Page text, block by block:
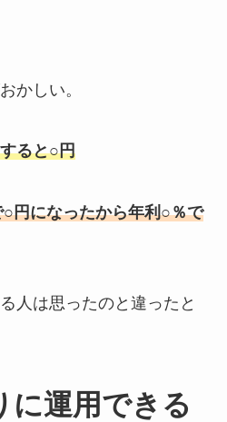
かしい。
ると○円
円になったから年利○％で
人は思ったのと違ったと
に運用できる